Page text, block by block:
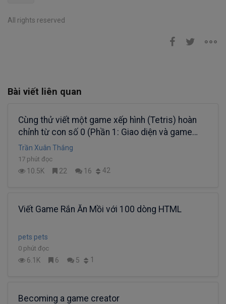
All rights reserved
Bài viết liên quan
Cùng thử viết một game xếp hình (Tetris) hoàn
chỉnh từ con số 0 (Phần 1: Giao diện và game
loop)
Trần Xuân Thắng
17 phút đọc
10.5K 22 16 42
Viết Game Rắn Ăn Mồi với 100 dòng HTML
pets pets
0 phút đọc
6.1K 6 5 1
Becoming a game creator